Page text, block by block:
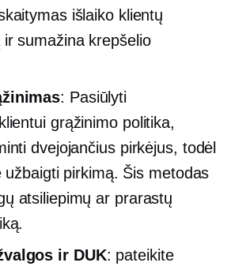
išlaiko klientų
sumažina krepšelio
: Pasiūlyti
grąžinimo politika,
dvejojančius pirkėjus, todėl
užbaigti pirkimą. Šis metodas
atsiliepimų ar prarastų
ir DUK: pateikite